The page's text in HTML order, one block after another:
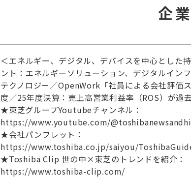
企
＜エネルギー、デジタル、デバイスを中心とした
ント：エネルギーソリューション、デジタルイン
テクノロジー／OpenWork「社員による会社評価
度／25年度決算：売上高営業利益率（ROS）が過
★東芝グループYoutubeチャンネル：
https://www.youtube.com/
★会社パンフレット：
https://www.toshiba.co.jp/saiyou/
★Toshiba Clip 世の中×東芝のトレンドを紹介：
https://www.toshiba-clip.com/